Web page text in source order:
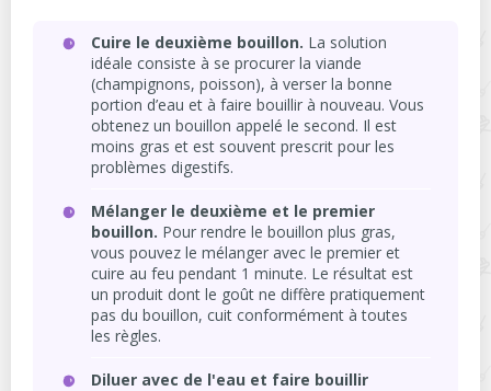
Cuire le deuxième bouillon. La solution
idéale consiste à se procurer la viande
(champignons, poisson), à verser la bonne
portion d’eau et à faire bouillir à nouveau. Vous
obtenez un bouillon appelé le second. Il est
moins gras et est souvent prescrit pour les
problèmes digestifs.
Mélanger le deuxième et le premier
bouillon. Pour rendre le bouillon plus gras,
vous pouvez le mélanger avec le premier et
cuire au feu pendant 1 minute. Le résultat est
un produit dont le goût ne diffère pratiquement
pas du bouillon, cuit conformément à toutes
les règles.
Diluer avec de l'eau et faire bouillir